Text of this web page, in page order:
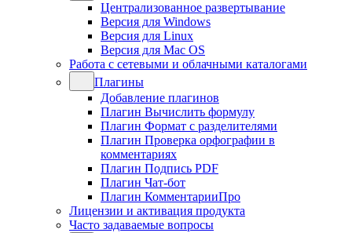
Централизованное развертывание
Версия для Windows
Версия для Linux
Версия для Mac OS
Работа с сетевыми и облачными каталогами
Плагины
Добавление плагинов
Плагин Вычислить формулу
Плагин Формат с разделителями
Плагин Проверка орфографии в
комментариях
Плагин Подпись PDF
Плагин Чат-бот
Плагин КомментарииПро
Лицензии и активация продукта
Часто задаваемые вопросы